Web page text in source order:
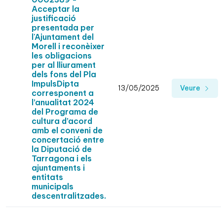
Acceptar la
justificació
presentada per
l'Ajuntament del
Morell i reconèixer
les obligacions
per al lliurament
dels fons del Pla
ImpulsDipta
corresponent a
l’anualitat 2024
del Programa de
cultura d’acord
amb el conveni de
concertació entre
la Diputació de
Tarragona i els
ajuntaments i
entitats
municipals
descentralitzades.
13/05/2025 Veure